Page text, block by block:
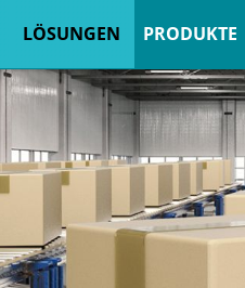
LÖSUNGEN PRODUKTE